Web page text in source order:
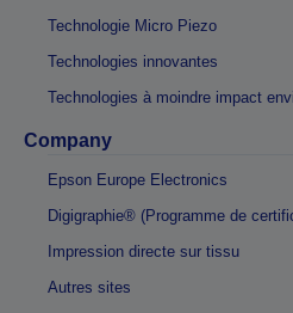
Technologie Micro Piezo
Technologies innovantes
Technologies à moindre impact
Company
Epson Europe Electronics
Digigraphie® (Programme de
Impression directe sur tissu
Autres sites